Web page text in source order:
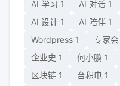
AI 学习 1 AI 对话 1
AI 设计 1 AI 陪伴 1
Wordpress 1 专家会
企业史 1 何小鹏 1
区块链 1 台积电 1